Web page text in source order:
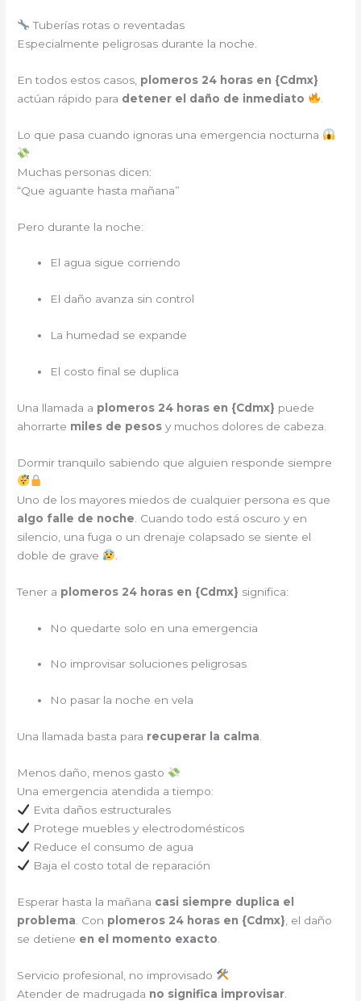
Tuberías rotas o reventadas
Especialmente peligrosas durante la noche.
En todos estos casos, plomeros 24 horas en {Cdmx}
actúan rápido para detener el daño de inmediato
Lo que pasa cuando ignoras una emergencia nocturna
Muchas personas dicen:
“Que aguante hasta mañana”
Pero durante la noche:
El agua sigue corriendo
El daño avanza sin control
La humedad se expande
El costo final se duplica
Una llamada a plomeros 24 horas en {Cdmx} puede
ahorrarte miles de pesos y muchos dolores de cabeza.
Dormir tranquilo sabiendo que alguien responde siempre
Uno de los mayores miedos de cualquier persona es que
algo falle de noche . Cuando todo está oscuro y en
silencio, una fuga o un drenaje colapsado se siente el
doble de grave
Tener a plomeros 24 horas en {Cdmx} significa:
No quedarte solo en una emergencia
No improvisar soluciones peligrosas
No pasar la noche en vela
Una llamada basta para recuperar la calma
Menos daño, menos gasto
Una emergencia atendida a tiempo:
Evita daños estructurales
Protege muebles y electrodomésticos
Reduce el consumo de agua
Baja el costo total de reparación
Esperar hasta la mañana casi siempre duplica el
problema . Con plomeros 24 horas en {Cdmx} , el daño
se detiene en el momento exacto
Servicio profesional, no improvisado
Atender de madrugada no significa improvisar